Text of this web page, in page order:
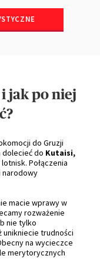
jak po niej
do Gruzji
dolecieć do Kutaisi,
Połączenia
narodowy
macie wprawy w
rozważenie
nie tylko
unikniecie trudności
na wycieczce
merytorycznych